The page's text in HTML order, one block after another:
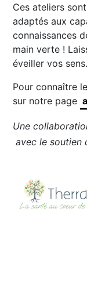
Ces ateliers
adaptés aux
connaissances
main verte !
éveiller vos sens.
Pour connaître
sur notre page
Une
avec le soutien